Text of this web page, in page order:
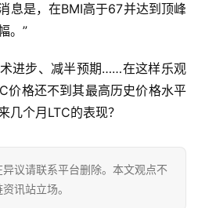
息是，在BMI高于67并达到顶峰
。”
进步、减半预期……在这样乐观
价格还不到其最高历史价格水平
几个月LTC的表现？
异议请联系平台删除。本文观点不
讯站立场。